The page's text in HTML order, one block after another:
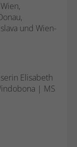
und Wien-
Elisabeth
| MS
gesetztes